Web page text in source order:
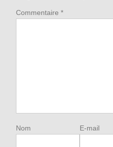
Commentaire *
Nom E-mail